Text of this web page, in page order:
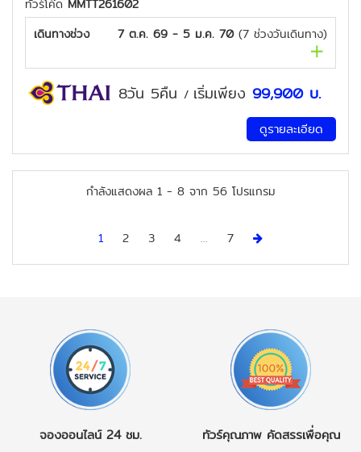
ทัวร์โค๊ด MMTT261602
เดินทางช่วง
7 ต.ค. 69 - 5 ม.ค. 70 (7 ช่วงวันเดินทาง)
8วัน 5คืน / เริ่มเพียง 99,900 บ.
ดูรายละเอียด
กำลังแสดงผล 1- 8จาก 56โปรแกรม
1 2 3 4 ... 7 Next
จองออนไลน์ 24 ชม. ทัวร์คุณภาพ คัดสรรเพื่อคุณ